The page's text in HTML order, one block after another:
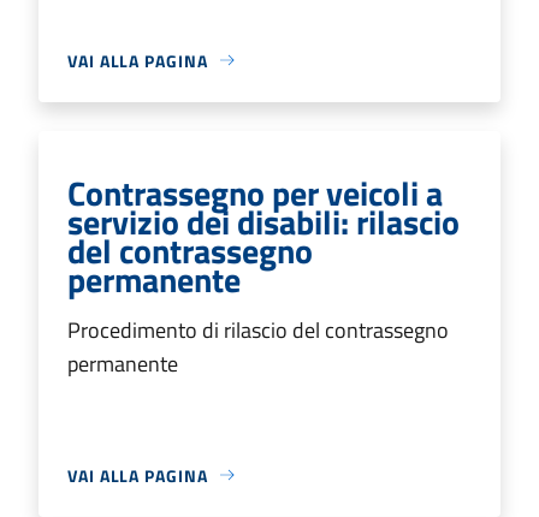
VAI ALLA PAGINA
Contrassegno per veicoli a
servizio dei disabili: rilascio
del contrassegno
permanente
Procedimento di rilascio del contrassegno
permanente
VAI ALLA PAGINA